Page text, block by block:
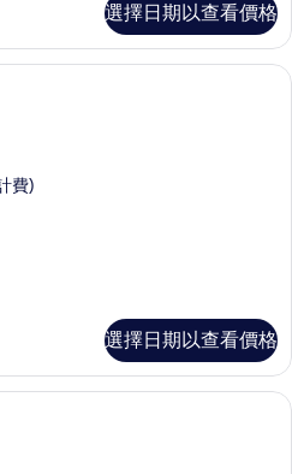
選擇日期以查看價格
標準客房, 2 張單人床 | 客房內保險箱
費)
選擇日期以查看價格
客房內保險箱、書桌、筆電工作空間